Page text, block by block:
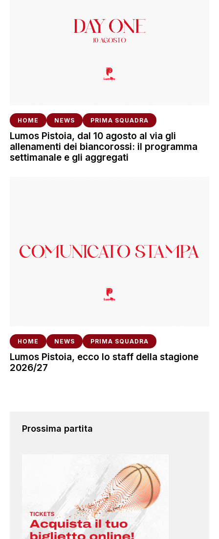
HOME NEWS PRIMA SQUADRA
Lumos Pistoia, dal 10 agosto al via gli
allenamenti dei biancorossi: il programma
settimanale e gli aggregati
HOME NEWS PRIMA SQUADRA
Lumos Pistoia, ecco lo staff della stagione
2026/27
Prossima partita